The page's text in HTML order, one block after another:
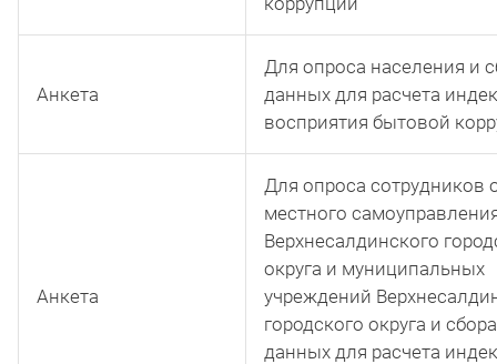
Анкета
Для опроса населения и
данных для расчета
восприятия бытовой
Анкета
Для опроса сотрудников
местного
Верхнесалдинского
округа и муниципальных
учреждений
городского округа и сбора
данных для расчета